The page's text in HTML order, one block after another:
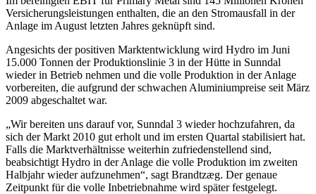
Versicherungsleistungen enthalten, die an den Stromausfall in der
Anlage im August letzten Jahres geknüpft sind.
Angesichts der positiven Marktentwicklung wird Hydro im Juni
15.000 Tonnen der Produktionslinie 3 in der Hütte in Sunndal
wieder in Betrieb nehmen und die volle Produktion in der Anlage
vorbereiten, die aufgrund der schwachen Aluminiumpreise seit März
2009 abgeschaltet war.
„Wir bereiten uns darauf vor, Sunndal 3 wieder hochzufahren, da
sich der Markt 2010 gut erholt und im ersten Quartal stabilisiert hat.
Falls die Marktverhältnisse weiterhin zufriedenstellend sind,
beabsichtigt Hydro in der Anlage die volle Produktion im zweiten
Halbjahr wieder aufzunehmen“, sagt Brandtzæg. Der genaue
Zeitpunkt für die volle Inbetriebnahme wird später festgelegt.